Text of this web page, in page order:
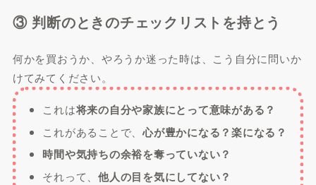
③ 判断のときのチェックリストを持とう
何かを買おうか、やろうか迷った時は、こう自分に問いか
けてみてください。
これは将来の自分や家族にとって意味がある？
これがあることで、心が豊かになる？楽になる？
時間や気持ちの余裕を奪っていない？
それって、他人の目を気にしてない？